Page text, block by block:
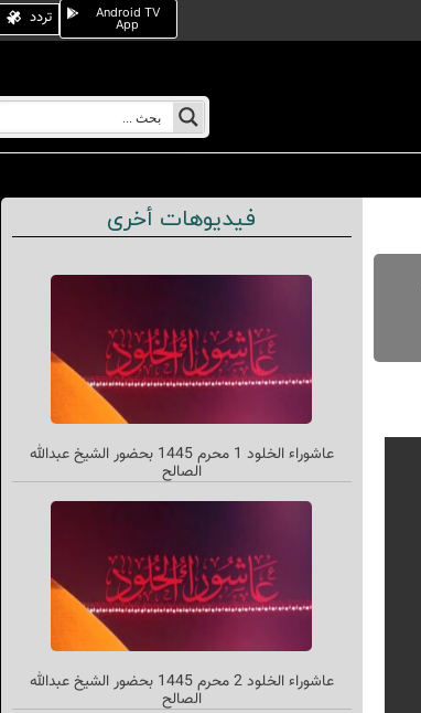
Android TV
App تردد
فيديوهات أخرى
عاشوراء الخلود 1 محرم 1445 بحضور الشیخ عبدالله
الصالح
عاشوراء الخلود 2 محرم 1445 بحضور الشیخ عبدالله
الصالح